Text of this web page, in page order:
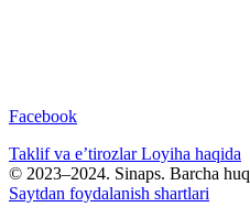
Facebook
Taklif va e’tirozlarLoyiha haqida
© 2023–2024. Sinaps. Barcha
Saytdan foydalanish shartlari